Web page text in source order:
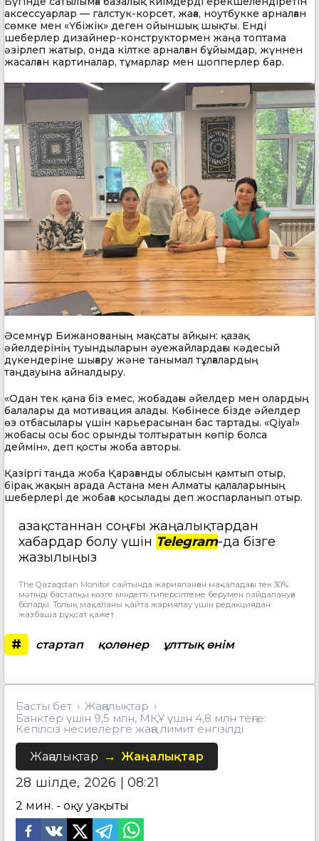
аксессуарлар — галстук-корсет, жаға, ноутбукке арналған
сөмке мен «Үбіжік» деген ойыншық шықты. Енді
шеберлер дизайнер-конструктормен жаңа топтама
әзірлеп жатыр, онда кілтке арналған бұйымдар, жүннен
жасалған картиналар, тұмарлар мен шопперлер бар.
Әсемнұр Бижанованың мақсаты айқын: қазақ
әйелдерінің туындыларын әуежайлардағы кәдесый
дүкендеріне шығару және танымал тұлғалардың
таңдауына айналдыру.
«Одан тек қана біз емес, жобадағы әйелдер мен олардың
балалары да мотивация алады. Көбінесе бізде әйелдер
өз отбасылары үшін карьерасынан бас тартады. «Qiyal»
жобасы осы бос орынды толтыратын көпір болса
деймін», деп қосты жоба авторы.
Қазіргі таңда жоба Қарағанды облысын қамтып отыр,
бірақ жақын арада Астана мен Алматы қалаларының
шеберлері де жобаға қосылады деп жоспарланып отыр.
Қазақстаннан соңғы жаңалықтардан
хабардар болу үшін Telegram-да бізге
жазылыңыз
The Qazaqstan Monitor сайтында жарияланған мақаладағы тек 30%
мәтінді бастапқы көзге міндетті гиперсілтеме берумен пайдалануға
болады. Толық мақаланы қайта жариялау үшін редакциядан
жазбаша рұқсат қажет.
# стартап қолөнер ұлттық өнім
Басты бет
Жаңалықтар
Банктер үшін 9,5 млн, МҚҰ үшін 4,8 млн теңге:
Кепілсіз несиелерге жаңа лимит енгізілді
Жаңалықтар Жаңалықтар
28 шілде, 2026 | 08:21
2 мин. - оқу уақыты